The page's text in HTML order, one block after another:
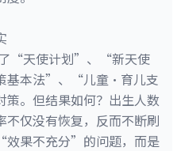
“天使计划”、“新天使
基本法”、“儿童·育儿支
。但结果如何？出生人数
仅没有恢复，反而不断刷
效果不充分”的问题，而是